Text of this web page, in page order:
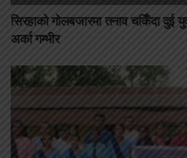
सिरहाको गोलबजारमा तनाव चर्किँदा दुई
अर्का गम्भीर